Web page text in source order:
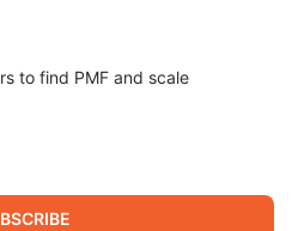
to find PMF and scale